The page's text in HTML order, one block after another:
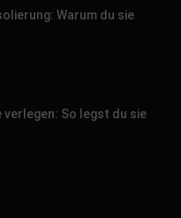
Warum du sie
verlegen: So legst du sie